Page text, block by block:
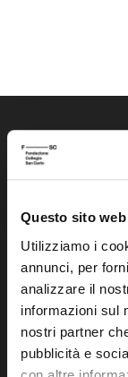
Questo sito
Utilizziamo i
annunci, per
analizzare il
informazioni sul
nostri partner
pubblicità e